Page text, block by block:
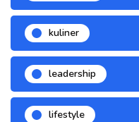
kuliner
leadership
lifestyle